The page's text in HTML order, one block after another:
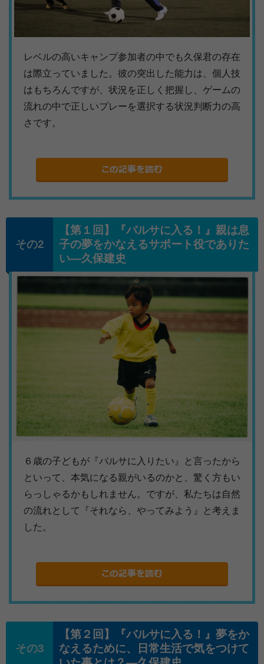
レベルの高いキャンプ参加者の中でも久保君の存在
は際立っていました。彼の突出した能力は、個人技
はもちろんですが、状況を正しく把握し、ゲームの
流れの中で正しいプレーを選択する状況判断力の高
さです。
【第１回】『バルサに入る！』親は息
子の夢をかなえるサポート役でありた
い―久保建史
６歳の子どもが『バルサに入りたい』と言ったから
といって、本気になる親がいるのかと、驚く方もい
らっしゃるかもしれません。ですが、私たちは自然
の流れとして『それなら、やってみよう』と考えま
した。
【第２回】『バルサに入る！』夢をか
なえるために、日常生活で気をつけて